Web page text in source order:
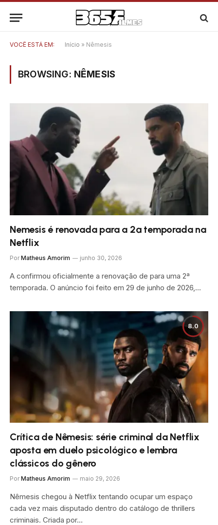
VOCÊ ESTÁ EM: Início » Nêmesis
BROWSING: NÊMESIS
Nemesis é renovada para a 2ª temporada na
Netflix
Por Matheus Amorim junho 30, 2026
A confirmou oficialmente a renovação de para uma 2ª
temporada. O anúncio foi feito em 29 de junho de 2026,…
8.0
Crítica de Nêmesis: série criminal da Netflix
aposta em duelo psicológico e lembra
clássicos do gênero
Por Matheus Amorim maio 29, 2026
Nêmesis chegou à Netflix tentando ocupar um espaço
cada vez mais disputado dentro do catálogo de thrillers
criminais. Criada por…